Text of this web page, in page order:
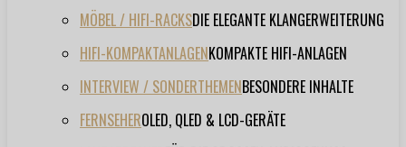
MÖBEL / HIFI-RACKSDIE ELEGANTE KLANGERWEITERUNG
HIFI-KOMPAKTANLAGENKOMPAKTE HIFI-ANLAGEN
INTERVIEW / SONDERTHEMENBESONDERE INHALTE
FERNSEHEROLED, QLED & LCD-GERÄTE